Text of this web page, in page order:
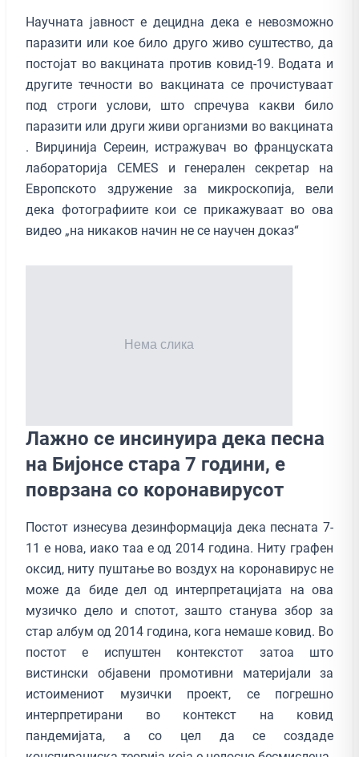
Научната јавност е децидна дека е невозможно
паразити или кое било друго живо суштество, да
постојат во вакцината против ковид-19. Водата и
другите течности во вакцината се прочистуваат
под строги услови, што спречува какви било
паразити или други живи организми во вакцината
. Вирџинија Сереин, истражувач во француската
лабораторија CEMES и генерален секретар на
Европското здружение за микроскопија, вели
дека фотографиите кои се прикажуваат во ова
видео „на никаков начин не се научен доказ“
Лажно се инсинуира дека песна
на Бијонсе стара 7 години, е
поврзана со коронавирусот
Постот изнесува дезинформација дека песната 7-
11 е нова, иако таа е од 2014 година. Ниту графен
оксид, ниту пуштање во воздух на коронавирус не
може да биде дел од интерпретацијата на ова
музичко дело и спотот, зашто станува збор за
стар албум од 2014 година, кога немаше ковид. Во
постот е испуштен контекстот затоа што
вистински објавени промотивни материјали за
истоимениот музички проект, се погрешно
интерпретирани во контекст на ковид
пандемијата, а со цел да се создаде